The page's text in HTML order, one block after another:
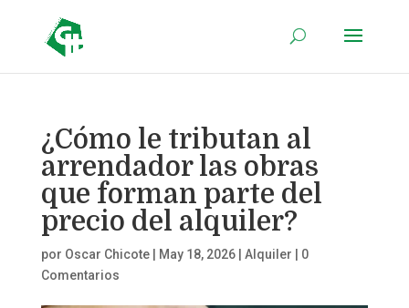
¿Cómo le tributan al
arrendador las obras
que forman parte del
precio del alquiler?
por Oscar Chicote| May 18, 2026| Alquiler
0
Comentarios